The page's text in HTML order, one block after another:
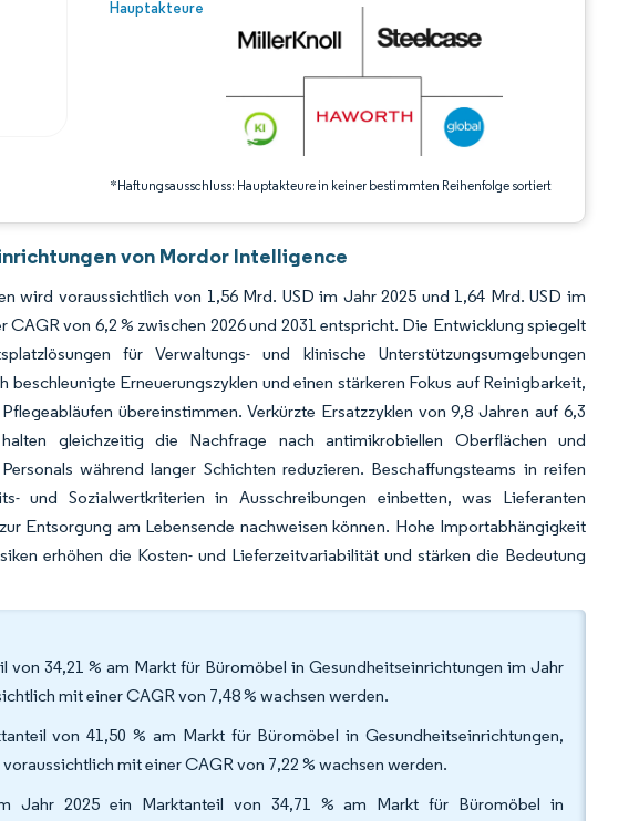
Hauptakteure
*Haftungsausschluss: Hauptakteure in keiner bestimmten Reihenfolge sortiert
Bild © Mordor Intelligence. Wiederverwendung erfordert Namensnennung gemäß CC BY 4.0.
von Mordor Intelligence
wird voraussichtlich von 1,56 Mrd. USD im Jahr 2025 und 1,64 Mrd. USD im
CAGR von 6,2 % zwischen 2026 und 2031 entspricht. Die Entwicklung spiegelt
für Verwaltungs- und klinische Unterstützungsumgebungen
Erneuerungszyklen und einen stärkeren Fokus auf Reinigbarkeit,
übereinstimmen. Verkürzte Ersatzzyklen von 9,8 Jahren auf 6,3
gleichzeitig die Nachfrage nach antimikrobiellen Oberflächen und
während langer Schichten reduzieren. Beschaffungsteams in reifen
und Sozialwertkriterien in Ausschreibungen einbetten, was Lieferanten
Entsorgung am Lebensende nachweisen können. Hohe Importabhängigkeit
erhöhen die Kosten- und Lieferzeitvariabilität und stärken die Bedeutung
34,21 % am Markt für Büromöbel in Gesundheitseinrichtungen im Jahr
mit einer CAGR von 7,48 % wachsen werden.
von 41,50 % am Markt für Büromöbel in Gesundheitseinrichtungen,
mit einer CAGR von 7,22 % wachsen werden.
Jahr 2025 ein Marktanteil von 34,71 % am Markt für Büromöbel in